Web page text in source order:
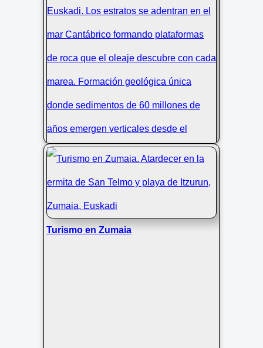
Estratos y rocas emergentes en el
Turismo en Zumaia